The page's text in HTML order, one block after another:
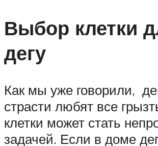
Выбор клетки
дегу
Как мы уже говорили,
страсти любят все
клетки может стать
задачей. Если в доме